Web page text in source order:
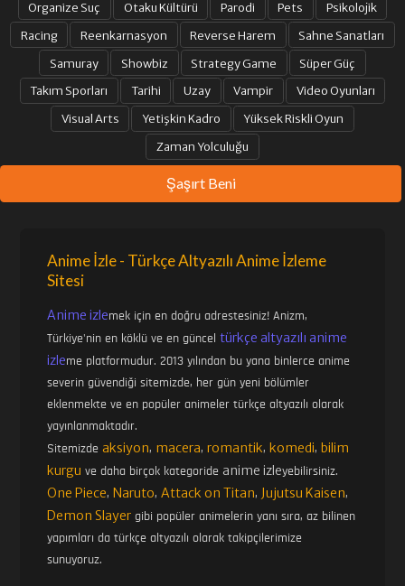
Organize Suç Otaku Kültürü Parodi Pets
Psikolojik
Racing
Reenkarnasyon Reverse Harem
Sahne Sanatları
Samuray
Showbiz Strategy Game
Süper Güç
Takım Sporları
Tarihi Uzay Vampir
Video Oyunları
Visual Arts
Yetişkin Kadro
Yüksek Riskli Oyun
Zaman Yolculuğu
Şaşırt Beni
Anime İzle - Türkçe Altyazılı Anime İzleme
Sitesi
Anime izlemek için en doğru adrestesiniz! Anizm,
Türkiye'nin en köklü ve en günceltürkçe altyazılı anime
izleme platformudur. 2013 yılından bu yana binlerce anime
severin güvendiği sitemizde, her gün yeni bölümler
eklenmekte ve en popüler animeler türkçe altyazılı olarak
yayınlanmaktadır.
Sitemizdeaksiyon, macera,romantik, komedi, bilim
kurgu ve daha birçok kategoride anime izleyebilirsiniz.
One Piece, Naruto,Attack on Titan, Jujutsu Kaisen,
Demon Slayer gibi popüler animelerin yanı sıra, az bilinen
yapımları da türkçe altyazılı olarak takipçilerimize
sunuyoruz.